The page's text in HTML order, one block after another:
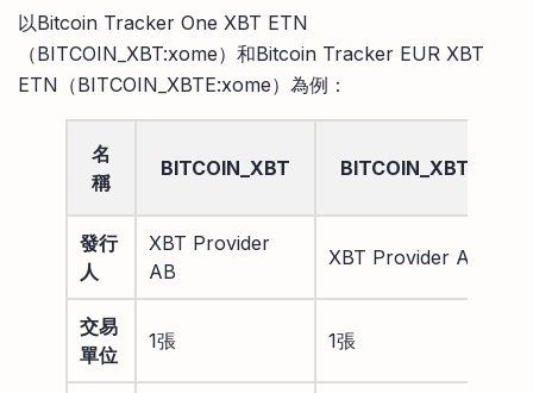
以Bitcoin Tracker One XBT ETN
（BITCOIN_XBT:xome）和Bitcoin Tracker EUR XBT
ETN（BITCOIN_XBTE:xome）為例：
名
稱
BITCOIN_XBT BITCOIN_XBTE
發行
人
XBT Provider
AB
XBT Provider AB
交易
單位
1張 1張